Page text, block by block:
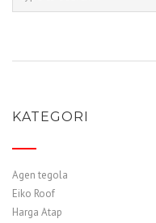
KATEGORI
Agen tegola
Eiko Roof
Harga Atap